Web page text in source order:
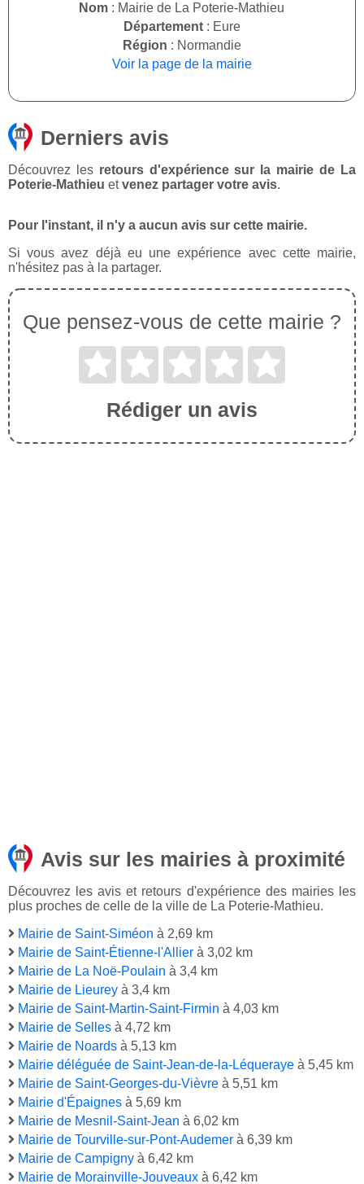
Nom : Mairie de La Poterie-Mathieu
Département : Eure
Région : Normandie
Voir la page de la mairie
Derniers avis
Découvrez les retours d'expérience sur la mairie de La
Poterie-Mathieu etvenez partager votre avis.
Pour l'instant, il n'y a aucun avis sur cette mairie.
Si vous avez déjà eu une expérience avec cette mairie,
n'hésitez pas à la partager.
Que pensez-vous de cette mairie ?
Rédiger un avis
Avis sur les mairies à proximité
Découvrez les avis et retours d'expérience des mairies les
plus proches de celle de la ville de La Poterie-Mathieu.
Mairie de Saint-Siméon à 2,69 km
Mairie de Saint-Étienne-l'Allier à 3,02 km
Mairie de La Noë-Poulain à 3,4 km
Mairie de Lieurey à 3,4 km
Mairie de Saint-Martin-Saint-Firmin à 4,03 km
Mairie de Selles à 4,72 km
Mairie de Noards à 5,13 km
Mairie déléguée de Saint-Jean-de-la-Léqueraye à 5,45 km
Mairie de Saint-Georges-du-Vièvre à 5,51 km
Mairie d'Épaignes à 5,69 km
Mairie de Mesnil-Saint-Jean à 6,02 km
Mairie de Tourville-sur-Pont-Audemer à 6,39 km
Mairie de Campigny à 6,42 km
Mairie de Morainville-Jouveaux à 6,42 km